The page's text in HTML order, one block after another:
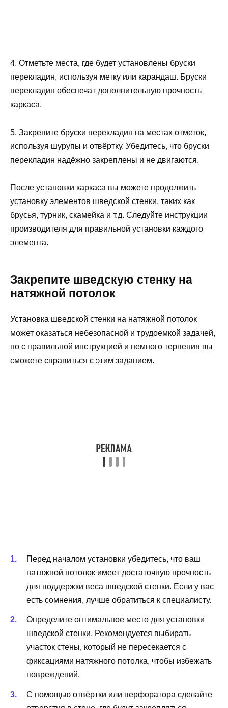
4. Отметьте места, где будет установлены бруски
перекладин, используя метку или карандаш. Бруски
перекладин обеспечат дополнительную прочность
каркаса.
5. Закрепите бруски перекладин на местах отметок,
используя шурупы и отвёртку. Убедитесь, что бруски
перекладин надёжно закреплены и не двигаются.
После установки каркаса вы можете продолжить
установку элементов шведской стенки, таких как
брусья, турник, скамейка и т.д. Следуйте инструкции
производителя для правильной установки каждого
элемента.
Закрепите шведскую стенку на
натяжной потолок
Установка шведской стенки на натяжной потолок
может оказаться небезопасной и трудоемкой задачей,
но с правильной инструкцией и немного терпения вы
сможете справиться с этим заданием.
Перед началом установки убедитесь, что ваш
натяжной потолок имеет достаточную прочность
для поддержки веса шведской стенки. Если у вас
есть сомнения, лучше обратиться к специалисту.
Определите оптимальное место для установки
шведской стенки. Рекомендуется выбирать
участок стены, который не пересекается с
фиксациями натяжного потолка, чтобы избежать
повреждений.
С помощью отвёртки или перфоратора сделайте